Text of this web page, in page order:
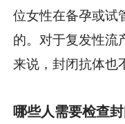
位女性在备孕或试
的。对于复发性流
来说，封闭抗体也
哪些人需要检查